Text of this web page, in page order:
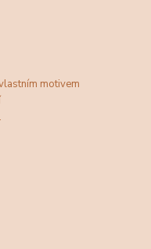
motivem